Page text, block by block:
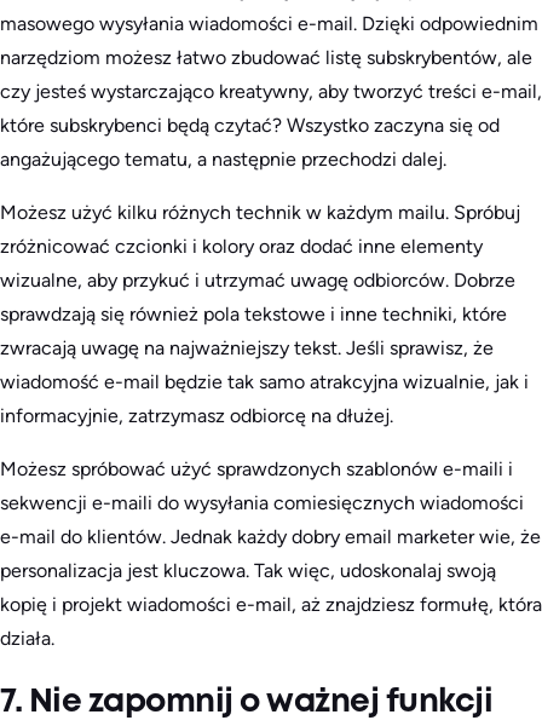
masowego wysyłania wiadomości e-mail. Dzięki odpowiednim
narzędziom możesz łatwo zbudować listę subskrybentów, ale
czy jesteś wystarczająco kreatywny, aby tworzyć treści e-mail,
które subskrybenci będą czytać? Wszystko zaczyna się od
angażującego tematu, a następnie przechodzi dalej.
Możesz użyć kilku różnych technik w każdym mailu. Spróbuj
zróżnicować czcionki i kolory oraz dodać inne elementy
wizualne, aby przykuć i utrzymać uwagę odbiorców. Dobrze
sprawdzają się również pola tekstowe i inne techniki, które
zwracają uwagę na najważniejszy tekst. Jeśli sprawisz, że
wiadomość e-mail będzie tak samo atrakcyjna wizualnie, jak i
informacyjnie, zatrzymasz odbiorcę na dłużej.
Możesz spróbować użyć sprawdzonych szablonów e-maili i
sekwencji e-maili do wysyłania comiesięcznych wiadomości
e-mail do klientów. Jednak każdy dobry email marketer wie, że
personalizacja jest kluczowa. Tak więc, udoskonalaj swoją
kopię i projekt wiadomości e-mail, aż znajdziesz formułę, która
działa.
7. Nie zapomnij o ważnej funkcji